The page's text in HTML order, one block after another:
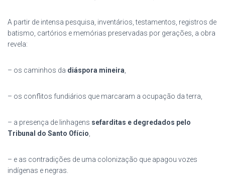
A partir de intensa pesquisa, inventários, testamentos, registros de
batismo, cartórios e memórias preservadas por gerações, a obra
revela:
– os caminhos da diáspora mineira
– os conflitos fundiários que marcaram a ocupação da terra,
– a presença de linhagens sefarditas e degredados pelo
Tribunal do Santo Ofício
– e as contradições de uma colonização que apagou vozes
indígenas e negras.